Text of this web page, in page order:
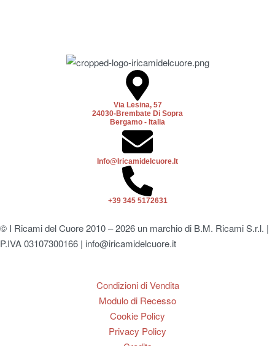
Via Lesina, 57
24030-Brembate Di Sopra
Bergamo - Italia
Info@iricamidelcuore.it
+39 345 5172631
© I Ricami del Cuore 2010 – 2026 un marchio di B.M. Ricami S.r.l. |
P.IVA 03107300166 | info@iricamidelcuore.it
Condizioni di Vendita
Modulo di Recesso
Cookie Policy
Privacy Policy